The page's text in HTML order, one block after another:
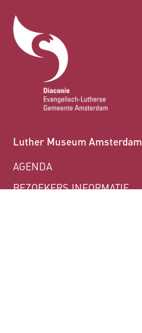
Luther Museum Amsterdam
AGENDA
BEZOEKERS INFORMATIE